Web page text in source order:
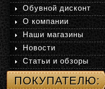
Обувной дисконт
О компании
Наши магазины
Новости
Статьи и обзоры
ПОКУПАТЕЛЮ: